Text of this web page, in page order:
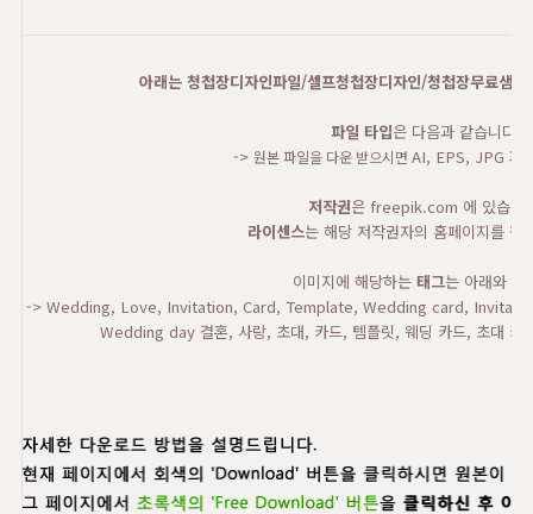
아래는 청첩장디자인파일/셀프청첩장디자인/청첩장무료샘
파일 타입은 다음과 같습니다.
-> 원본 파일을 다운 받으시면 AI, EPS, JPG 파
저작권은 freepik.com 에 있습니
라이센스는 해당 저작권자의 홈페이지를 참
이미지에 해당하는 태그는 아래와 같
-> Wedding, Love, Invitation, Card, Template, Wedding card,
Wedding day 결혼, 사랑, 초대, 카드, 템플릿, 웨딩 카드, 초대 카